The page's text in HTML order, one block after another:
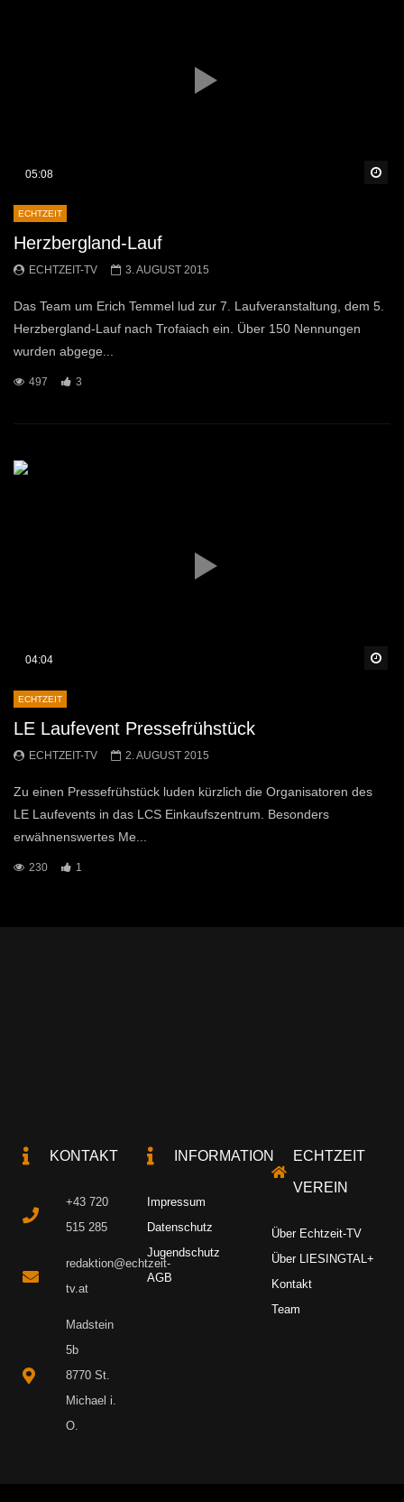
05:08
ECHTZEIT
Herzbergland-Lauf
ECHTZEIT-TV 3. AUGUST 2015
Das Team um Erich Temmel lud zur 7. Laufveranstaltung, dem 5.
Herzbergland-Lauf nach Trofaiach ein. Über 150 Nennungen
wurden abgege...
497 3
04:04
ECHTZEIT
LE Laufevent Pressefrühstück
ECHTZEIT-TV 2. AUGUST 2015
Zu einen Pressefrühstück luden kürzlich die Organisatoren des
LE Laufevents in das LCS Einkaufszentrum. Besonders
erwähnenswertes Me...
230 1
KONTAKT
+43 720
515 285
redaktion@echtzeit-
tv.at
Madstein
5b
8770 St.
Michael i.
O.
INFORMATION
Impressum
Datenschutz
Jugendschutz
AGB
ECHTZEIT
VEREIN
Über Echtzeit-TV
Über LIESINGTAL+
Kontakt
Team